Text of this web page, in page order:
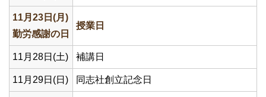
11月23日(月)
勤労感謝の日
授業日
11月28日(土) 補講日
11月29日(日) 同志社創立記念日